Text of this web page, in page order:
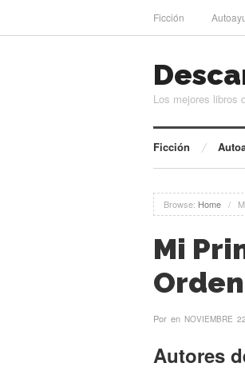
Ficción
Los mejores libros
Ficción
Browse: Home /
Mi
Por en NOVIEMBRE
Autores